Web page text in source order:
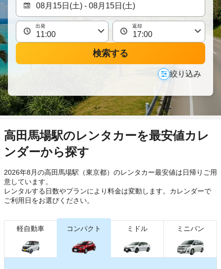
出発 返却
検索する
絞り込み
高田馬場駅のレンタカーを最安値カレ
ンダーから探す
2026年8月の高田馬場駅（東京都）のレンタカー最安値は日帰り ご用
意しています。
レンタルする日数やプランにより料金は変動します。カレンダーで
ご利用日をお選びください。
軽自動車 コンパクト ミドル ミニバン